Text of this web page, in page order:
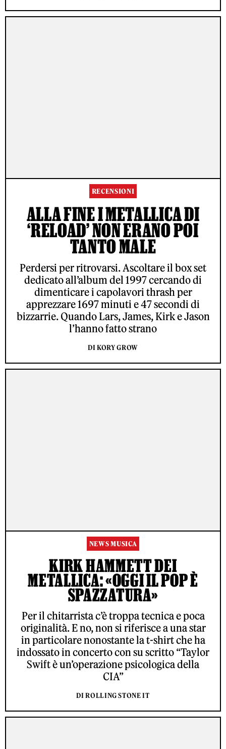
RECENSIONI
ALLA FINE I METALLICA DI
‘RELOAD’ NON ERANO POI
TANTO MALE
Perdersi per ritrovarsi. Ascoltare il box set
dedicato all’album del 1997 cercando di
dimenticare i capolavori thrash per
apprezzare 1697 minuti e 47 secondi di
bizzarrie. Quando Lars, James, Kirk e Jason
l’hanno fatto strano
DI KORY GROW
NEWS MUSICA
KIRK HAMMETT DEI
METALLICA: «OGGI IL POP È
SPAZZATURA»
Per il chitarrista c’è troppa tecnica e poca
originalità. E no, non si riferisce a una star
in particolare nonostante la t-shirt che ha
indossato in concerto con su scritto “Taylor
Swift è un’operazione psicologica della
CIA”
DI ROLLING STONE IT